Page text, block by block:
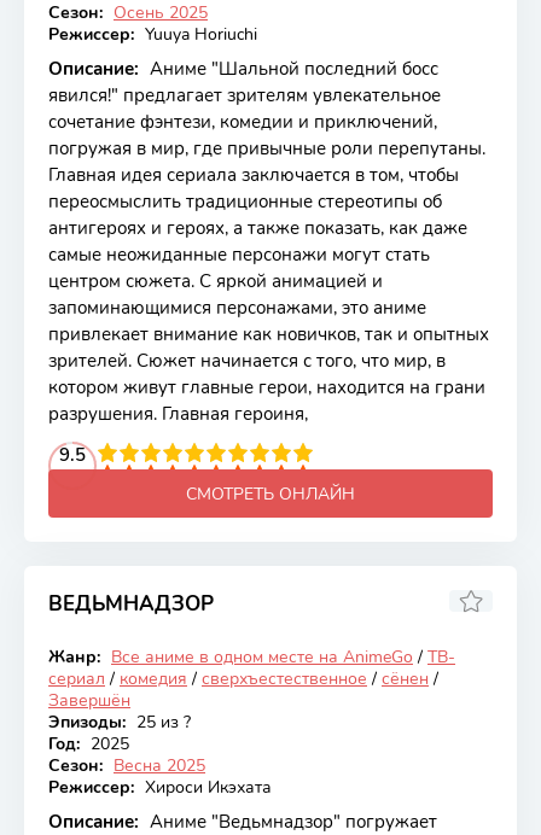
Сезон: Осень 2025
Режиссер: Yuuya Horiuchi
Описание: Аниме "Шальной последний босс
явился!" предлагает зрителям увлекательное
сочетание фэнтези, комедии и приключений,
погружая в мир, где привычные роли перепутаны.
Главная идея сериала заключается в том, чтобы
переосмыслить традиционные стереотипы об
антигероях и героях, а также показать, как даже
самые неожиданные персонажи могут стать
центром сюжета. С яркой анимацией и
запоминающимися персонажами, это аниме
привлекает внимание как новичков, так и опытных
зрителей. Сюжет начинается с того, что мир, в
котором живут главные герои, находится на грани
разрушения. Главная героиня,
9.5
4 5 6 7 8 9 10
СМОТРЕТЬ ОНЛАЙН
ВЕДЬМНАДЗОР
Закончен
7.41
Жанр: Все аниме в одном месте на AnimeGo / ТВ-
сериал / комедия / сверхъестественное / сёнен /
Завершён
Эпизоды: 25 из ?
Год: 2025
Сезон: Весна 2025
Режиссер: Хироси Икэхата
Описание: Аниме "Ведьмнадзор" погружает